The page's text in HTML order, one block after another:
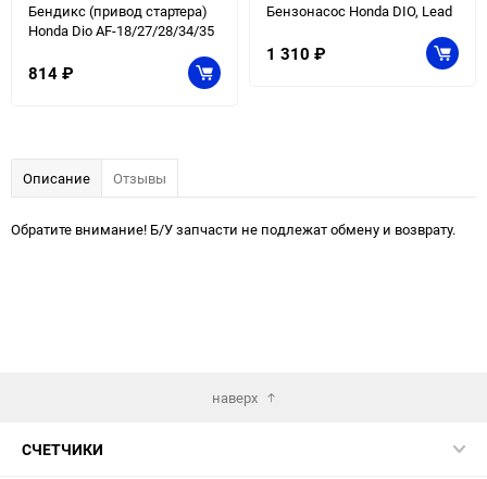
Бендикс (привод стартера)
Honda Dio AF-18/27/28/34/35
814 ₽
Бензонасос Honda DIO, Lead
1 310 ₽
Описание Отзывы
Обратите внимание! Б/У запчасти не подлежат обмену и возврату.
наверх
СЧЕТЧИКИ